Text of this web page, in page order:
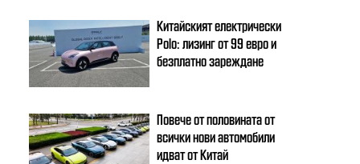
Китайският електрически
Polo: лизинг от 99 евро и
безплатно зареждане
Повече от половината от
всички нови автомобили
идват от Китай